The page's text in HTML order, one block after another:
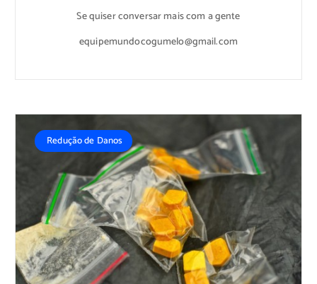
Se quiser conversar mais com a gente
equipemundocogumelo@gmail.com
Redução de Danos